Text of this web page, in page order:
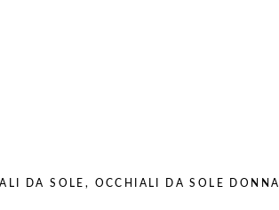
DA SOLE , OCCHIALI DA SOLE DONNA